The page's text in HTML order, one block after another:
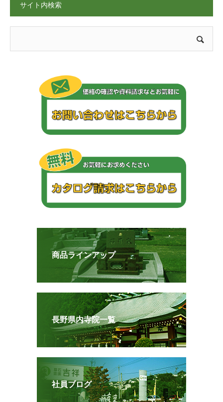
サイト内検索
商品ラインアップ
長野県内寺院一覧
社員ブログ